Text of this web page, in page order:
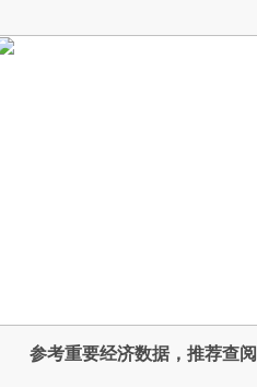
参考重要经济数据，推荐查阅